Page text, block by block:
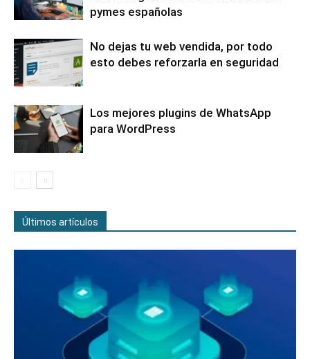
pymes españolas
No dejas tu web vendida, por todo
esto debes reforzarla en seguridad
Los mejores plugins de WhatsApp
para WordPress
Últimos artículos